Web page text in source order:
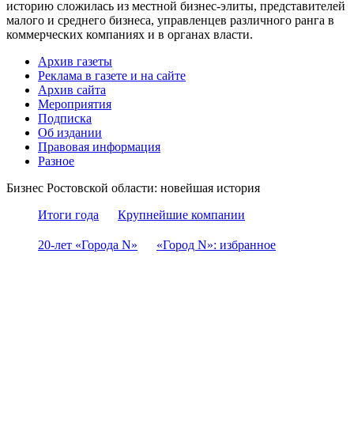
историю сложилась из местной бизнес-элиты, представителей
малого и среднего бизнеса, управленцев различного ранга в
коммерческих компаниях и в органах власти.
Архив газеты
Реклама в газете и на сайте
Архив сайта
Мероприятия
Подписка
Об издании
Правовая информация
Разное
Бизнес Ростовской области: новейшая история
Итоги года
Крупнейшие компании
20-лет «Города N» «Город N»: избранное